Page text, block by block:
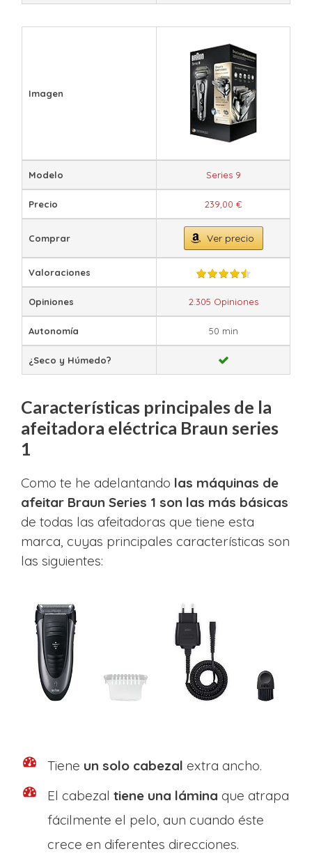
Imagen
Modelo Series 9
Precio 239,00 €
Comprar Ver precio
Valoraciones
Opiniones 2.305 Opiniones
Autonomía 50 min
¿Seco y Húmedo?
Características principales de la
afeitadora eléctrica Braun series
1
Como te he adelantando las máquinas de
afeitar Braun Series 1 son las más básicas
de todas las afeitadoras que tiene esta
marca, cuyas principales características son
las siguientes:
Tiene un solo cabezal extra ancho.
El cabezal tiene una lámina que atrapa
fácilmente el pelo, aun cuando éste
crece en diferentes direcciones.